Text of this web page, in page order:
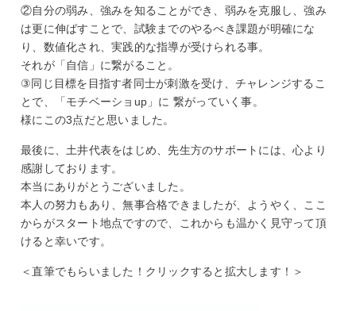
②自分の弱み、強みを知ることができ、弱みを克服し、強み
は更に伸ばすことで、試験までのやるべき課題が明確にな
り、数値化され、実践的な指導が受けられる事。
それが「自信」に繋がること。
③同じ目標を目指す者同士が刺激を受け、チャレンジするこ
とで、「モチベーショup」に 繋がっていく事。
様にこの3点だと思いました。
最後に、土井代表をはじめ、先生方のサポートには、心より
感謝しております。
本当にありがとうございました。
本人の努力もあり、無事合格できましたが、ようやく、ここ
からがスタート地点ですので、これからも温かく見守って頂
けると幸いです。
＜直筆でもらいました！クリックすると拡大します！＞